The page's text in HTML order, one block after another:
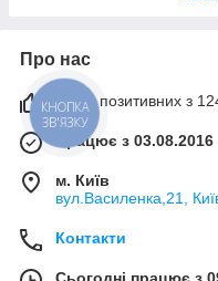
Про нас
100% позитивних з 124
Працює з 03.08.2016
м. Київ
вул.Василенка,21,
Контакти
КНОПКА
ЗВ'ЯЗКУ